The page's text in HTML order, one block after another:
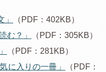
（PDF：402KB）
む？」
（PDF：305KB）
（PDF：281KB）
に入りの一冊」
（PDF：